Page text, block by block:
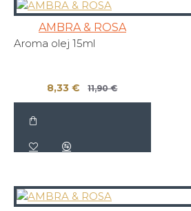
AMBRA & ROSA
Aroma olej 15ml
8,33 € 11,90 €